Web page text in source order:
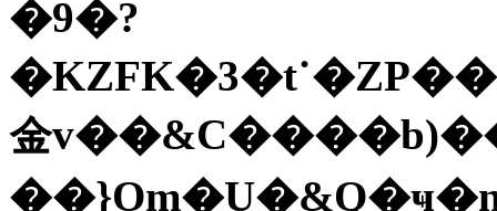
�9�?
金